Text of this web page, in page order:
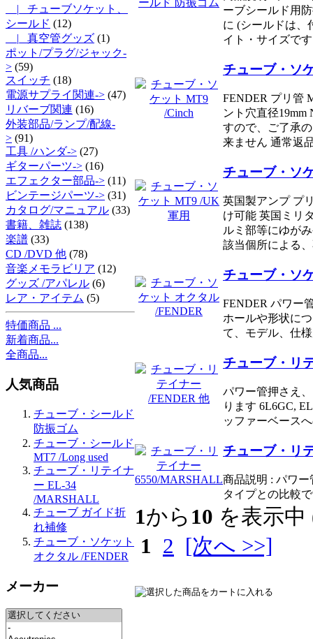
|_ チューブソケット、
シールド (12)
|_ 真空管グッズ (1)
ポット/プラグ/ジャック-
> (59)
スイッチ (18)
電源サプライ関連-> (47)
リバーブ関連 (16)
外装部品/ランプ/配線-
> (91)
工具 /ハンダ-> (27)
ギターパーツ-> (16)
エフェクター部品-> (11)
ビンテージパーツ-> (31)
カタログ/マニュアル (33)
書籍、雑誌 (138)
楽譜 (33)
CD /DVD 他 (78)
音楽メモラビリア (12)
グッズ /アパレル (6)
レア・アイテム (5)
特価商品 ...
新着商品...
全商品...
人気商品
チューブ・シールド
防振ゴム
チューブ・シールド
MT7 /Long used
チューブ・リテイナ
ー EL-34
/MARSHALL
チューブ ガイド折
れ補修
チューブ・ソケット
オクタル /FENDER
メーカー
ーブシールド用
に (シールドは、
イト・サイズで
チューブ・ソ
FENDER プリ管
ント穴直径
すので、ご了承
来ません 通常返
チューブ・ソ
英国製アンプ プ
け可能 英国ミリ
ルミ部等にゆが
該当個所による
チューブ・ソ
FENDER パワー
ホールや形状に
て、モデル、仕
チューブ・リ
パワー管押さえ
ります 6L6GC,
ッファーベース
チューブ・リ
商品説明 : パワ
タイプとの比較
1から 10 を表示
1 2 [次へ >>]